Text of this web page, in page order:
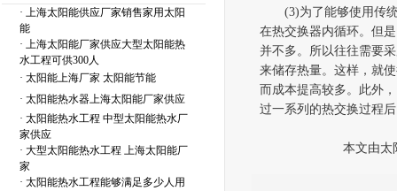
· 上海太阳能供应厂家销售家用太阳
能
· 上海太阳能厂家供应大型太阳能热
水工程可供300人
· 太阳能上海厂家 太阳能节能
· 太阳能热水器上海太阳能厂家供应
· 太阳能热水工程 中型太阳能热水厂
家供应
· 大型太阳能热水工程 上海太阳能厂
家
· 太阳能热水工程能够满足多少人用
(3)为了能够使用传
在热交换器内循环。但
并不多。所以往往需要
来储存热量。这样，就
而成本提高较多。此外
过一系列的热交换过程
本文由太